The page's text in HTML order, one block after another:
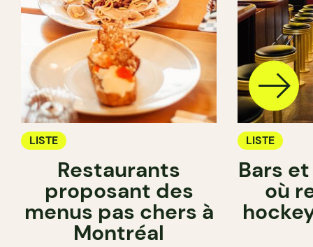
LISTE
Restaurants
proposant des
menus pas chers à
Montréal
LISTE
Bars
où